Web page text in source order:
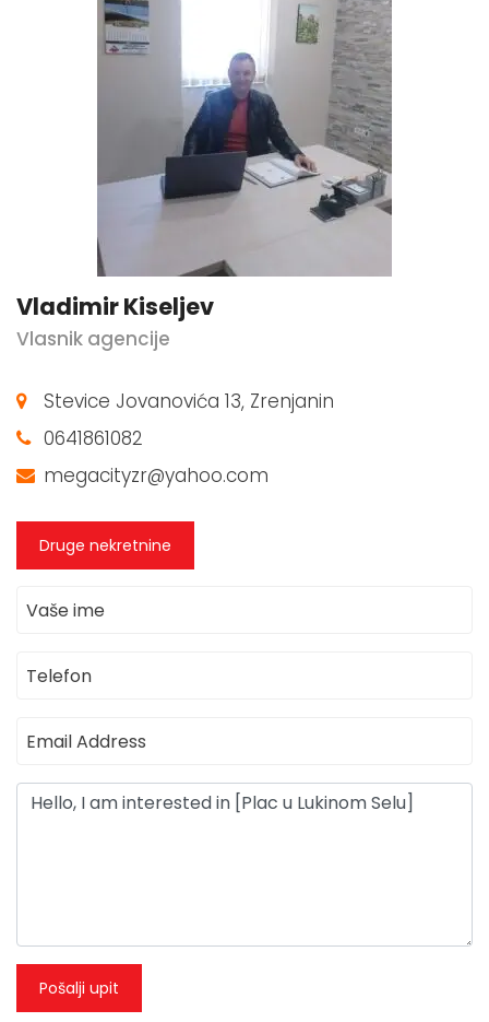
Vladimir Kiseljev
Vlasnik agencije
Stevice Jovanovića 13, Zrenjanin
0641861082
megacityzr@yahoo.com
Druge nekretnine
Pošalji upit